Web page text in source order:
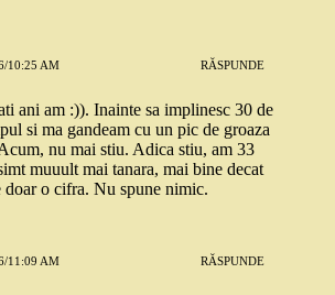
10:25 AM RĂSPUNDE
ani am :)). Inainte sa implinesc 30 de
si ma gandeam cu un pic de groaza
nu mai stiu. Adica stiu, am 33
muuult mai tanara, mai bine decat
doar o cifra. Nu spune nimic.
11:09 AM RĂSPUNDE